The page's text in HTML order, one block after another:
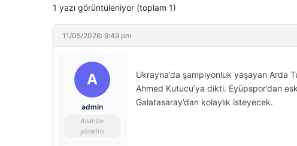
1 yazı görüntüleniyor (toplam 1)
11/05/2026: 9:49 pm
A
admin
Anahtar
yönetici
Ukrayna’da şampiyonluk yaşayan Arda
Ahmed Kutucu’ya dikti. Eyüpspor’dan
Galatasaray’dan kolaylık isteyecek.